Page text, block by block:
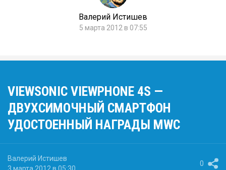
Валерий Истишев
5 марта 2012 в 07:55
VIEWSONIC VIEWPHONE 4S —
ДВУХСИМОЧНЫЙ СМАРТФОН
УДОСТОЕННЫЙ НАГРАДЫ MWC
Валерий Истишев
3 марта 2012 в 05:30
0